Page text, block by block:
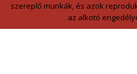
szereplő munkák, és azok
az alkotó